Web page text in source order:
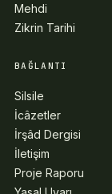
Mehdi
Zikrin Tarihi
BAĞLANTI
Silsile
İcâzetler
İrşâd Dergisi
İletişim
Proje Raporu